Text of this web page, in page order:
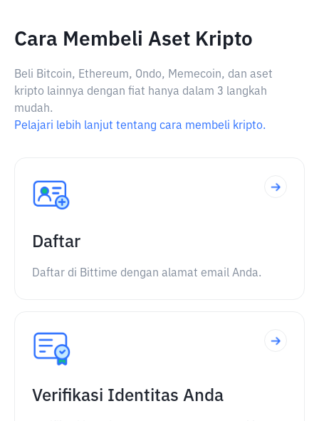
Cara Membeli Aset Kripto
Beli Bitcoin, Ethereum, Ondo, Memecoin, dan aset
kripto lainnya dengan fiat hanya dalam 3 langkah
mudah.
Pelajari lebih lanjut tentang cara membeli kripto.
Daftar
Daftar di Bittime dengan alamat email Anda.
Verifikasi Identitas Anda